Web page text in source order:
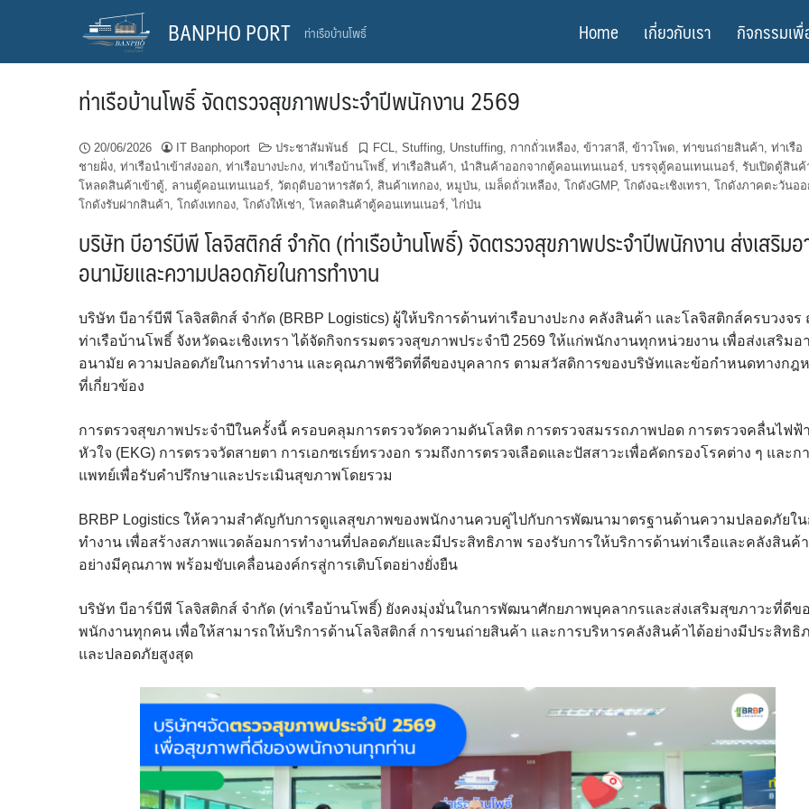
BANPHO PORT ท่าเรือบ้านโพธิ์ Home เกี่ยวกับเรา กิจกรรมเ
ท่าเรือบ้านโพธิ์ จัดตรวจสุขภาพประจำปีพนักงาน 2569
20/06/2026 IT Banphoport ประชาสัมพันธ์ FCL, Stuffing, Unstuffing, กากถั่วเหลือง, ข้าวสาลี, ข้าวโพด, ท่าขนถ่ายสินค้า, ท่าเรือ
ชายฝั่ง, ท่าเรือนำเข้าส่งออก, ท่าเรือบางปะกง, ท่าเรือบ้านโพธิ์, ท่าเรือสินค้า, นำสินค้าออกจากตู้คอนเทนเนอร์, บรรจุตู้คอนเทนเนอร์, รับเปิดตู้สินค้
โหลดสินค้าเข้าตู้, ลานตู้คอนเทนเนอร์, วัตถุดิบอาหารสัตว์, สินค้าเทกอง, หมูป่น, เมล็ดถั่วเหลือง, โกดังGMP, โกดังฉะเชิงเทรา, โกดังภาคตะวันออ
โกดังรับฝากสินค้า, โกดังเทกอง, โกดังให้เช่า, โหลดสินค้าตู้คอนเทนเนอร์,ไก่ป่น
บริษัท บีอาร์บีพี โลจิสติกส์ จำกัด (ท่าเรือบ้านโพธิ์) จัดตรวจสุขภาพประจำปีพนักงาน ส่งเสริมอ
อนามัยและความปลอดภัยในการทำงาน
บริษัท บีอาร์บีพี โลจิสติกส์ จำกัด (BRBP Logistics) ผู้ให้บริการด้านท่าเรือบางปะกง คลังสินค้า และโลจิสติกส์ครบวงจร
ท่าเรือบ้านโพธิ์ จังหวัดฉะเชิงเทรา ได้จัดกิจกรรมตรวจสุขภาพประจำปี 2569 ให้แก่พนักงานทุกหน่วยงาน เพื่อส่งเสริมอ
อนามัย ความปลอดภัยในการทำงาน และคุณภาพชีวิตที่ดีของบุคลากร ตามสวัสดิการของบริษัทและข้อกำหนดทางกฎ
ที่เกี่ยวข้อง
การตรวจสุขภาพประจำปีในครั้งนี้ ครอบคลุมการตรวจวัดความดันโลหิต การตรวจสมรรถภาพปอด การตรวจคลื่นไฟฟ้า
หัวใจ (EKG) การตรวจวัดสายตา การเอกซเรย์ทรวงอก รวมถึงการตรวจเลือดและปัสสาวะเพื่อคัดกรองโรคต่าง ๆ และก
แพทย์เพื่อรับคำปรึกษาและประเมินสุขภาพโดยรวม
BRBP Logistics ให้ความสำคัญกับการดูแลสุขภาพของพนักงานควบคู่ไปกับการพัฒนามาตรฐานด้านความปลอดภัยใน
ทำงาน เพื่อสร้างสภาพแวดล้อมการทำงานที่ปลอดภัยและมีประสิทธิภาพ รองรับการให้บริการด้านท่าเรือและคลังสินค้า
อย่างมีคุณภาพ พร้อมขับเคลื่อนองค์กรสู่การเติบโตอย่างยั่งยืน
บริษัท บีอาร์บีพี โลจิสติกส์ จำกัด (ท่าเรือบ้านโพธิ์) ยังคงมุ่งมั่นในการพัฒนาศักยภาพบุคลากรและส่งเสริมสุขภาวะที่ดีข
พนักงานทุกคน เพื่อให้สามารถให้บริการด้านโลจิสติกส์ การขนถ่ายสินค้า และการบริหารคลังสินค้าได้อย่างมีประสิทธิ
และปลอดภัยสูงสุด